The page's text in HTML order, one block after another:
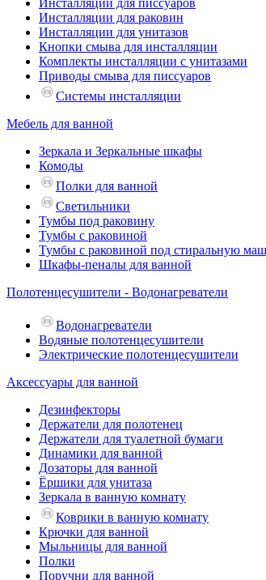
Инсталляции для писсуаров
Инсталляции для раковин
Инсталляции для унитазов
Кнопки смыва для инсталляции
Комплекты инсталляции с унитазами
Приводы смыва для писсуаров
Системы инсталляции
Мебель для ванной
Зеркала и Зеркальные шкафы
Комоды
Полки для ванной
Светильники
Тумбы под раковину
Тумбы с раковиной
Тумбы с раковиной под стиральную
Шкафы-пеналы для ванной
Полотенцесушители - Водонагреватели
Водонагреватели
Водяные полотенцесушители
Электрические полотенцесушители
Аксессуары для ванной
Дезинфекторы
Держатели для полотенец
Держатели для туалетной бумаги
Динамики для ванной
Дозаторы для ванной
Ёршики для унитаза
Зеркала в ванную комнату
Коврики в ванную комнату
Крючки для ванной
Мыльницы для ванной
Полки
Поручни для ванной